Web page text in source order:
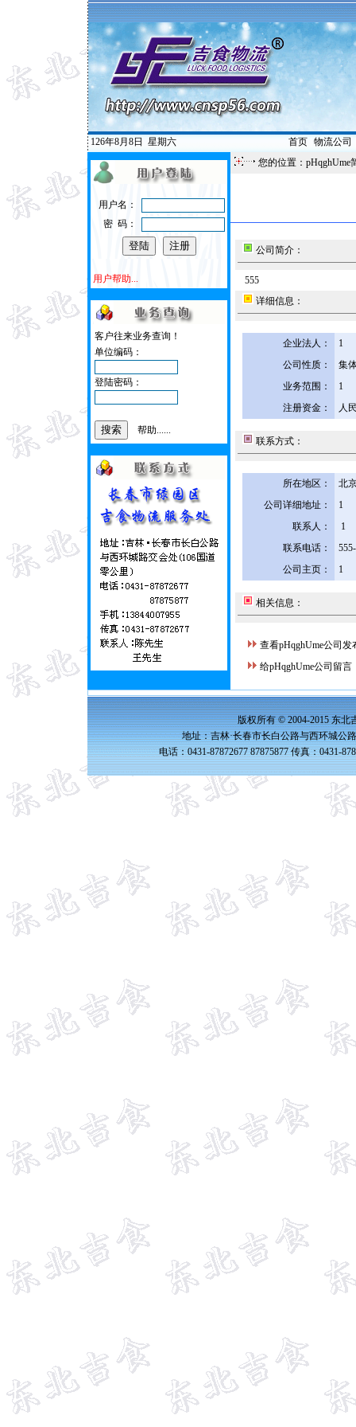
126年8月8日 星期六 首页| 物流公司
用户名：
密 码：
用户帮助...
客户往来业务查询！
单位编码：
登陆密码：
帮助......
您的位置：pHqghUme
公司简介：
555
详细信息：
企业法人：
1
公司性质：
集
业务范围：
1
注册资金：
人
联系方式：
所在地区：
北
公司详细地址：
1
联系人：
1
联系电话：
公司主页：
1
相关信息：
查看pHqghUme公司发
给pHqghUme公司留言
版权所有 © 2004-2015 东北
地址：吉林·长春市长白公路与西环城公
电话：0431-87872677 87875877 传真：0431-